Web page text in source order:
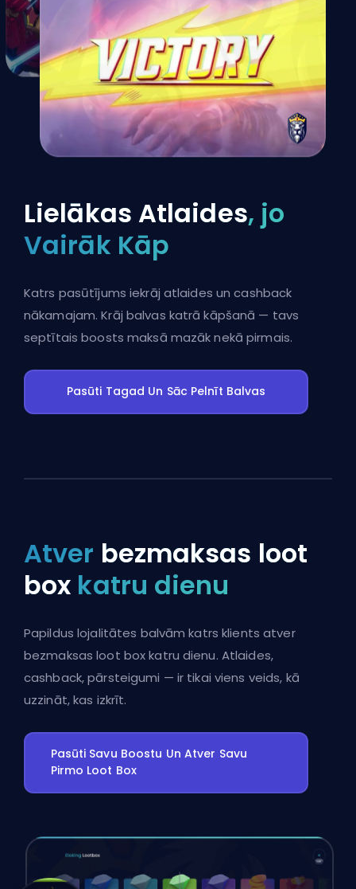
Lielākas Atlaides, jo
Vairāk Kāp
Katrs pasūtījums iekrāj atlaides un cashback
nākamajam. Krāj balvas katrā kāpšanā — tavs
septītais boosts maksā mazāk nekā pirmais.
Pasūti Tagad Un Sāc Pelnīt Balvas
Atver bezmaksas loot
box katru dienu
Papildus lojalitātes balvām katrs klients atver
bezmaksas loot box katru dienu. Atlaides,
cashback, pārsteigumi — ir tikai viens veids, kā
uzzināt, kas izkrīt.
Pasūti Savu Boostu Un Atver Savu
Pirmo Loot Box